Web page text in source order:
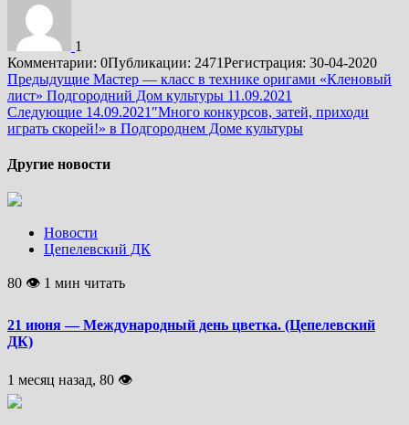
1
Комментарии: 0Публикации: 2471Регистрация: 30-04-2020
Подробнее
Предыдущие Мастер — класс в технике оригами «Кленовый
лист» Подгородний Дом культуры 11.09.2021
Следующие 14.09.2021″Много конкурсов, затей, приходи
играть скорей!» в Подгороднем Доме культуры
Другие новости
Новости
Цепелевский ДК
80 👁 1 мин читать
21 июня — Международный день цветка. (Цепелевский
ДК)
1 месяц назад, 80 👁